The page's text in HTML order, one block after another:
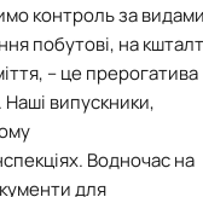
контроль за
побутові, на кшталт
– це прерогатива
випускники,
Водночас на
для